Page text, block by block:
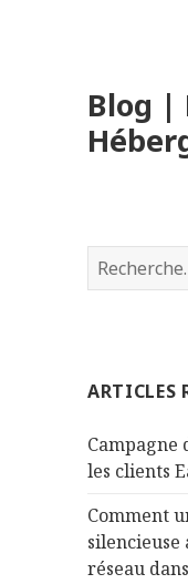
Blog |
R
e
r
h
e
:
ARTICLES
Campagne
les clients
Comment
silencieuse
réseau